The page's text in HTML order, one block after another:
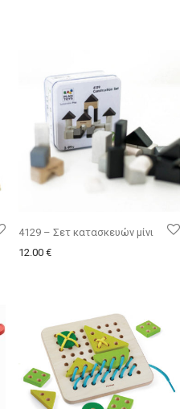
4129 – Σετ κατασκευών μίνι
12.00 €